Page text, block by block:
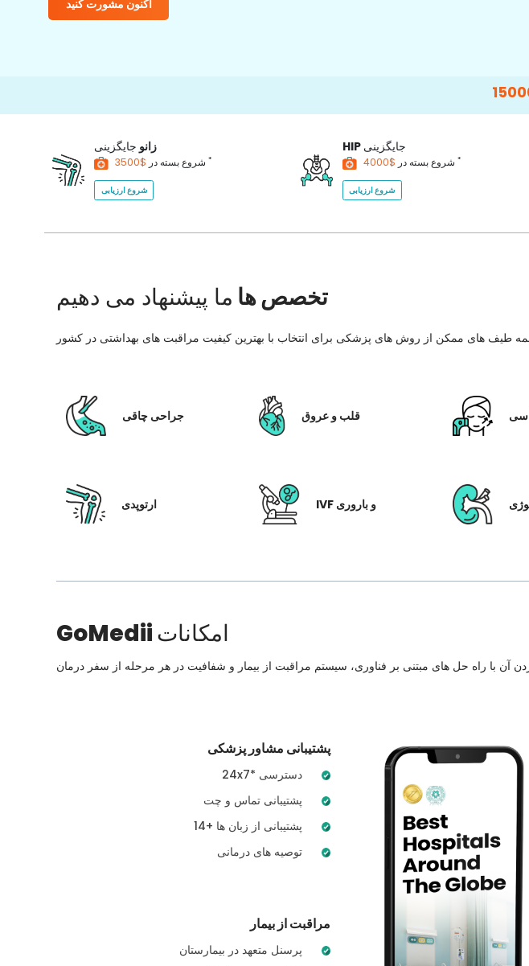
اکنون مشورت کنید
Happy
زانو جایگزینی
شروع بسته در *
شروع ارزیابی
HIP جایگزینی
شروع بسته در *
شروع ارزیابی
تخصص ها ما پیشنهاد می دهیم
جراحی چاقی قلب و عروق
ارتوپدی IVF و باروری
GoMediiامکانات
پشتیبانی مشاور پزشکی
مراقبت از بیمار